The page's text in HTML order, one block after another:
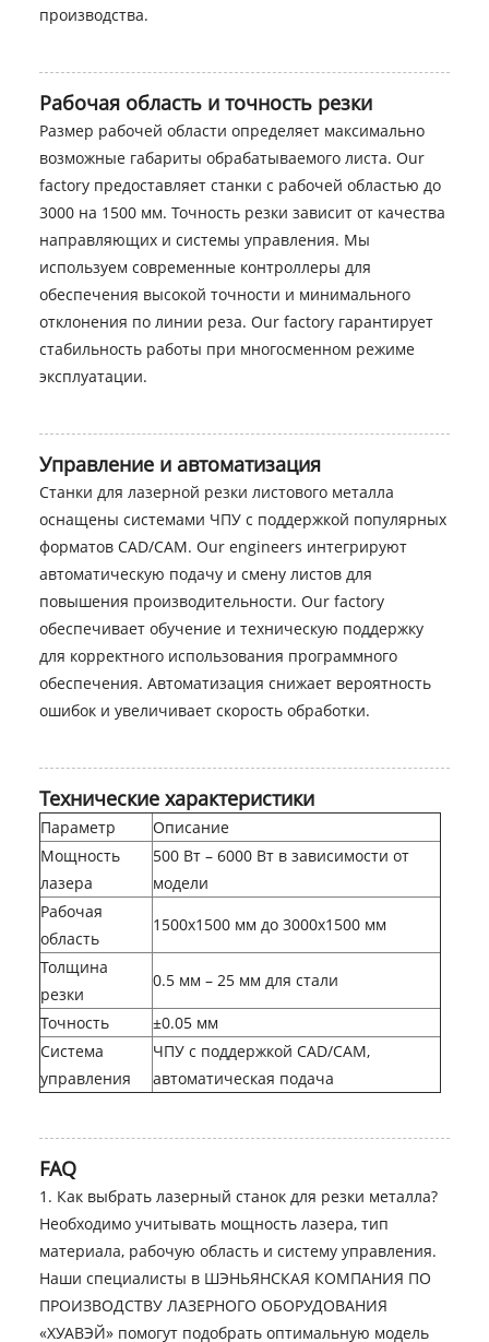
производства.
Рабочая область и точность резки
Размер рабочей области определяет максимально
возможные габариты обрабатываемого листа. Our
factory предоставляет станки с рабочей областью до
3000 на 1500 мм. Точность резки зависит от качества
направляющих и системы управления. Мы
используем современные контроллеры для
обеспечения высокой точности и минимального
отклонения по линии реза. Our factory гарантирует
стабильность работы при многосменном режиме
эксплуатации.
Управление и автоматизация
Станки для лазерной резки листового металла
оснащены системами ЧПУ с поддержкой популярных
форматов CAD/CAM. Our engineers интегрируют
автоматическую подачу и смену листов для
повышения производительности. Our factory
обеспечивает обучение и техническую поддержку
для корректного использования программного
обеспечения. Автоматизация снижает вероятность
ошибок и увеличивает скорость обработки.
Технические характеристики
Параметр
Описание
Мощность
лазера
500 Вт – 6000 Вт в зависимости от
модели
Рабочая
область
1500x1500 мм до 3000x1500 мм
Толщина
резки
0.5 мм – 25 мм для стали
Точность
±0.05 мм
Система
управления
ЧПУ с поддержкой CAD/CAM,
автоматическая подача
FAQ
1. Как выбрать лазерный станок для резки металла?
Необходимо учитывать мощность лазера, тип
материала, рабочую область и систему управления.
Наши специалисты в ШЭНЬЯНСКАЯ КОМПАНИЯ ПО
ПРОИЗВОДСТВУ ЛАЗЕРНОГО ОБОРУДОВАНИЯ
«ХУАВЭЙ» помогут подобрать оптимальную модель